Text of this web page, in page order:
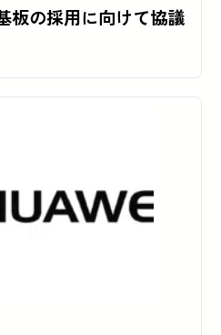
板の採用に向けて協議